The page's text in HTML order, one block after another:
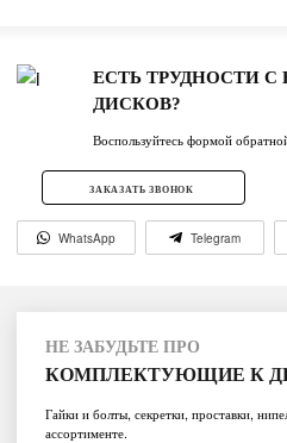
ЕСТЬ ТРУДНОСТИ
ДИСКОВ?
Воспользуйтесь формой
ЗАКАЗАТЬ ЗВОНОК
WhatsApp Telegram
НЕ ЗАБУДЬТЕ ПРО
КОМПЛЕКТУЮЩИЕ К
Гайки и болты, секретки, проставки,
ассортименте.